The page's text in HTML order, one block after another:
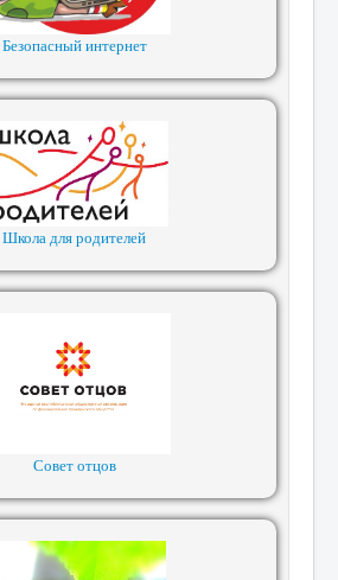
Безопасный интернет
Школа для родителей
Совет отцов